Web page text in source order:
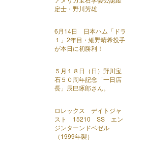
定士・野川芳雄
6月14日 日本ハム「ドラ
１」2年目・細野晴希投手
が本日に初勝利！
５月１８日（日）野川宝
石５０周年記念「一日店
長」辰巳琢郎さん。
ロレックス デイトジャ
スト 15210 SS エン
ジンターンドベゼル
（1999年製）